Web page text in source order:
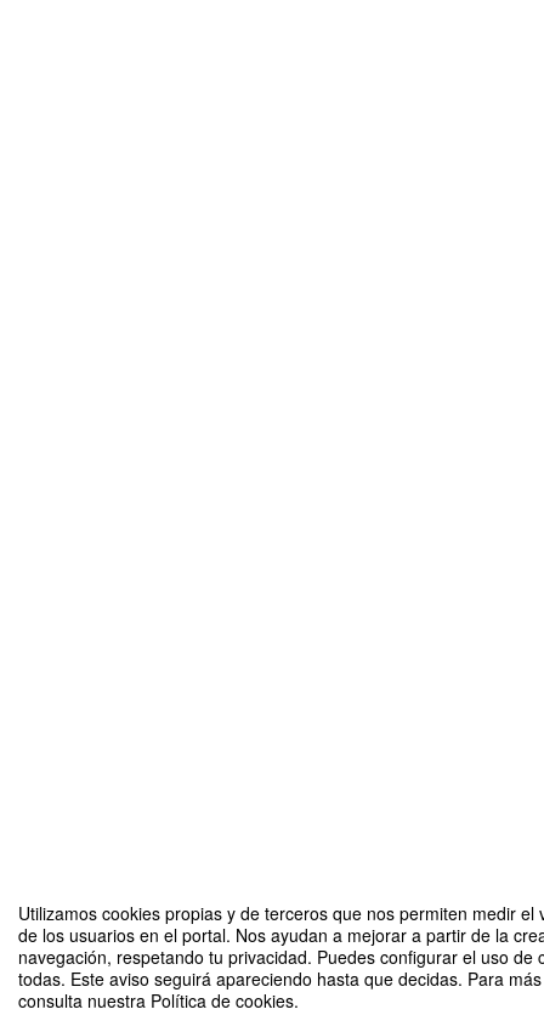
Utilizamos cookies propias y de terceros que nos permiten medir el
de los usuarios en el portal. Nos ayudan a mejorar a partir de la
navegación, respetando tu privacidad. Puedes configurar el uso de
todas. Este aviso seguirá apareciendo hasta que decidas. Para
consulta nuestra Política de cookies.